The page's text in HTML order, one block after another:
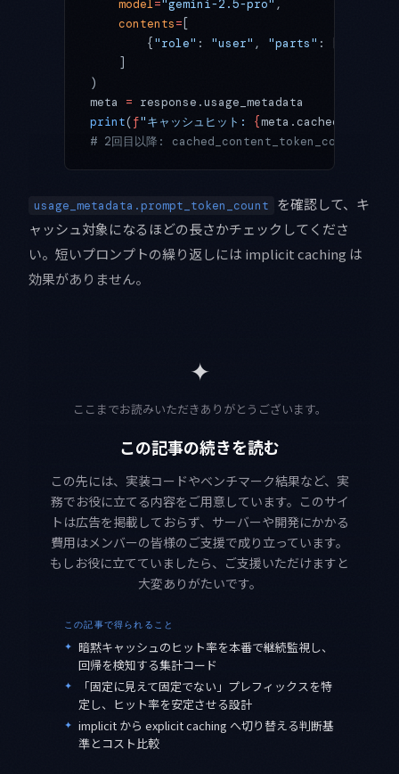
    model
="gemini-2.5-pro" ,
    contents
= [
        {
"role" : "user" , "parts" : [{
    ]
)
meta = response.usage_metadata
print(f"キャッシュヒット: {
# 2回目以降: cached_content_token_count が正の
usage_metadata.prompt_token_count
を確認して、キ
ャッシュ対象になるほどの長さかチェックしてくださ
い。短いプロンプトの繰り返しには implicit caching は
効果がありません。
✦
ここまでお読みいただきありがとうございます。
この記事の続きを読む
この先には、実装コードやベンチマーク結果など、実
務でお役に立てる内容をご用意しています。このサイ
トは広告を掲載しておらず、サーバーや開発にかかる
費用はメンバーの皆様のご支援で成り立っています。
もしお役に立てていましたら、ご支援いただけますと
大変ありがたいです。
この記事で得られること
✦ 暗黙キャッシュのヒット率を本番で継続監視し、
回帰を検知する集計コード
✦
「固定に見えて固定でない」プレフィックスを特
定し、ヒット率を安定させる設計
✦ implicit から explicit caching へ切り替える判断基
準とコスト比較